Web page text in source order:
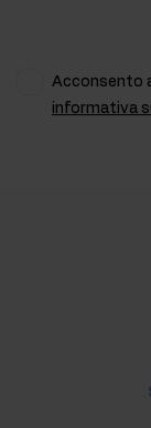
Acconsento
informativa